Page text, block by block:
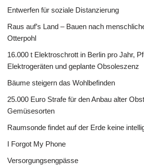
Entwerfen für soziale Distanzierung
Raus auf’s Land – Bauen nach
Otterpohl
16.000 t Elektroschrott in Berlin pro Jahr,
Elektrogeräten und geplante Obsoleszenz
Bäume steigern das Wohlbefinden
25.000 Euro Strafe für den Anbau alter
Gemüsesorten
Raumsonde findet auf der Erde keine
I Forgot My Phone
Versorgungsengpässe